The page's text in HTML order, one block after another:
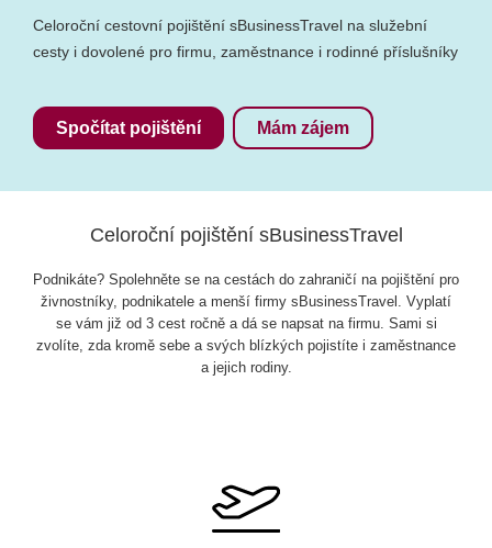
Celoroční cestovní pojištění sBusinessTravel na služební
cesty i dovolené pro firmu, zaměstnance i rodinné příslušníky
Spočítat pojištění Mám zájem
Celoroční pojištění sBusinessTravel
Podnikáte? Spolehněte se na cestách do zahraničí na pojištění pro
živnostníky, podnikatele a menší firmy sBusinessTravel. Vyplatí
se vám již od 3 cest ročně a dá se napsat na firmu. Sami si
zvolíte, zda kromě sebe a svých blízkých pojistíte i zaměstnance
a jejich rodiny.